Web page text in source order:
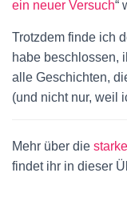
ein neuer Versuch“
Trotzdem finde ich
habe beschlossen,
alle Geschichten,
(und nicht nur, weil
Mehr über die
findet ihr in dieser